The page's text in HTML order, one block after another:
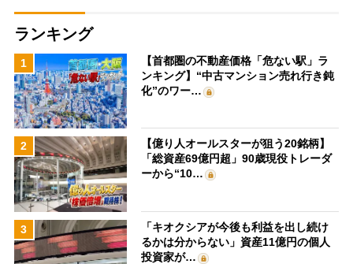
ランキング
1
【首都圏の不動産価格「危ない駅」ラ
ンキング】“中古マンション売れ行き鈍
化”のワー…
2
【億り人オールスターが狙う20銘柄】
「総資産69億円超」90歳現役トレーダ
ーから“10…
3
「キオクシアが今後も利益を出し続け
るかは分からない」資産11億円の個人
投資家が…